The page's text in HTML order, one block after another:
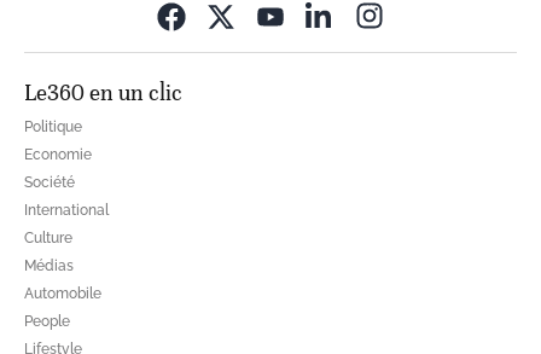
Le360 en un clic
Politique
Economie
Société
International
Culture
Médias
Automobile
People
Lifestyle